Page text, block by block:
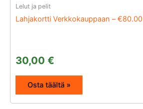
Lelut ja pelit
Lahjakortti Verkkokauppaan – €80.00
30,00 €
Osta täältä »